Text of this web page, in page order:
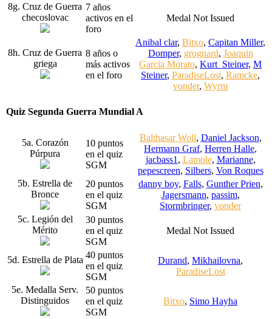
8g. Cruz de Guerra
checoslovac
7 años
activos en el
foro
Medal Not Issued
8h. Cruz de Guerra
griega
8 años o
más activos
en el foro
Anibal clar, Bitxo, Capitan Miller,
Domper, grognard, Joaquin
Garcia Morato, Kurt_Steiner, M
Steiner, ParadiseLost, Ramcke,
vonder, Wyrm
Quiz Segunda Guerra Mundial A
5a. Corazón
Púrpura
10 puntos
en el quiz
SGM
Balthasar Woll, Daniel Jackson,
Hermann Graf, Herren Halle,
jacbass1 , Lamole, Marianne,
pepescreen, Silbers, Von Roques
5b. Estrella de
Bronce
20 puntos
en el quiz
SGM
danny boy, Falls, Gunther Prien,
Jagersmann, passim,
Stormbringer, vonder
5c. Legión del
Mérito
30 puntos
en el quiz
SGM
Medal Not Issued
5d. Estrella de Plata 40 puntos
en el quiz
SGM
Durand, Mikhailovna,
ParadiseLost
5e. Medalla Serv.
Distinguidos
50 puntos
en el quiz
SGM
Bitxo, Simo Hayha